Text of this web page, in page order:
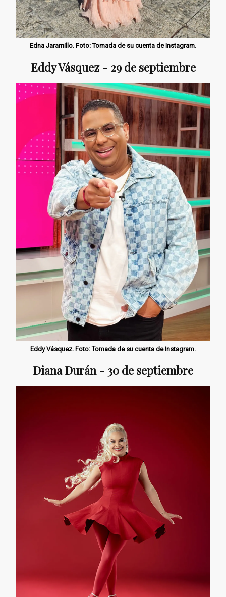
Edna Jaramillo. Foto: Tomada de su cuenta de Instagram.
Eddy Vásquez - 29 de septiembre
Eddy Vásquez. Foto: Tomada de su cuenta de Instagram.
Diana Durán - 30 de septiembre